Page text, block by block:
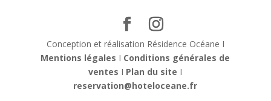
Conception et réalisation Résidence Océane I
Mentions légales I Conditions générales de
ventes I Plan du site I
reservation@hoteloceane.fr